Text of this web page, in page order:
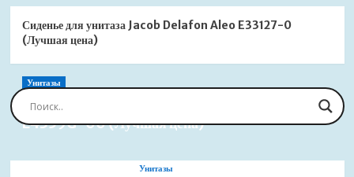
Сиденье для унитаза Jacob Delafon Aleo E33127-0
(Лучшая цена)
Унитазы
Сиденье для унитаза Jacob Delafon Brive
E4359G-00 (Лучшая цена)
Унитазы